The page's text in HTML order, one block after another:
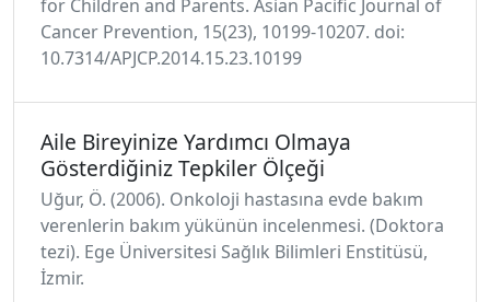
for Children and Parents. Asian Pacific Journal of
Cancer Prevention, 15(23), 10199-10207. doi:
10.7314/APJCP.2014.15.23.10199
Aile Bireyinize Yardımcı Olmaya
Gösterdiğiniz Tepkiler Ölçeği
Uğur, Ö. (2006). Onkoloji hastasına evde bakım
verenlerin bakım yükünün incelenmesi. (Doktora
tezi). Ege Üniversitesi Sağlık Bilimleri Enstitüsü,
İzmir.